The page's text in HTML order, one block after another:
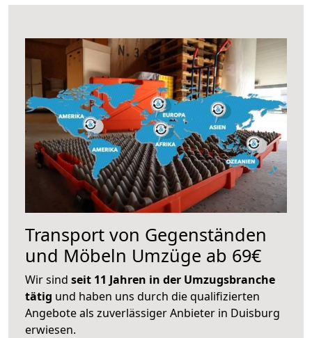
Transport von Gegenständen
und Möbeln Umzüge ab 69€
Wir sind seit 11 Jahren in der Umzugsbranche
tätig und haben uns durch die qualifizierten
Angebote als zuverlässiger Anbieter in Duisburg
erwiesen.